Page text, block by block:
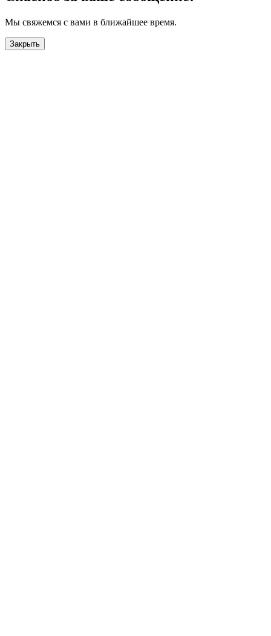
Мы свяжемся с вами в ближайшее время.
Закрыть